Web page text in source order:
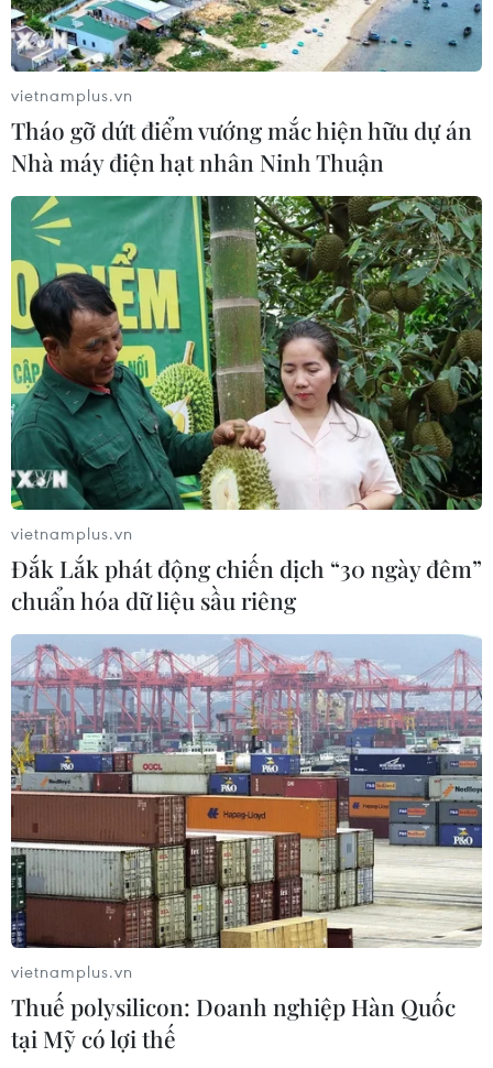
Tám công dụng tuyệt vời không nên bỏ
qua của vitamin E
06/01/2021 02:47
Nếu da bạn xuất hiện các dấu hiệu lão hóa sớm như
nếp nhăn quanh mắt hay khóe miệng, hãy thoa vitamin
E từ 2-3 lần mỗi tuần kết hợp với kem dưỡng thông
thường để có kết quả tốt nhất.
Bí quyết nào để vừa ngủ ngon vừa cải
thiện làn da hiệu quả?
09/04/2021 05:18
Bạn hãy đi ngủ đúng giờ mỗi đêm và đặt mục tiêu cho
giấc ngủ ít nhất 7-8 tiếng, sẽ không chỉ giúp cải thiện
làn da của bạn mà còn giúp bạn cảm thấy tươi trẻ và
tràn đầy năng lượng vào ngày hôm sau.
vietnamplus.vn
Tháo gỡ dứt điểm vướng mắc hiện hữu dự án
Nhà máy điện hạt nhân Ninh Thuận
vietnamplus.vn
Đắk Lắk phát động chiến dịch “30 ngày đêm”
chuẩn hóa dữ liệu sầu riêng
vietnamplus.vn
Thuế polysilicon: Doanh nghiệp Hàn Quốc
tại Mỹ có lợi thế